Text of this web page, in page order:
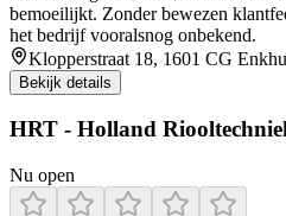
bemoeilijkt. Zonder bewezen
het bedrijf vooralsnog onbekend.
Klopperstraat 18, 1601 CG
Bekijk details
HRT - Holland
Nu open